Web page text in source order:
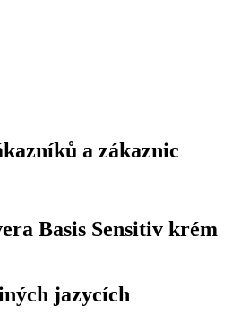
a zákaznic
Basis Sensitiv krém
jazycích